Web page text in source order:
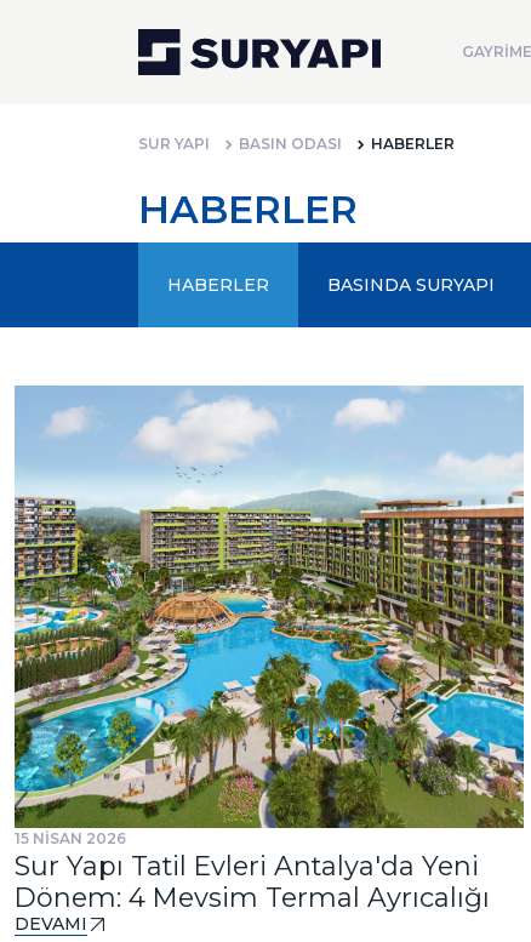
SUR YAPI BASIN ODASI HABERLER
HABERLER
HABERLER BASINDA SURYAPI
15 NİSAN 2026
Sur Yapı Tatil Evleri Antalya'da Yeni
Dönem: 4 Mevsim Termal Ayrıcalığı
DEVAMI